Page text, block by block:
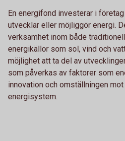
En energifond investerar i
utvecklar eller möjliggör energi.
verksamhet inom både
energikällor som sol, vind och
möjlighet att ta del av
som påverkas av faktorer som
innovation och omställningen
energisystem.